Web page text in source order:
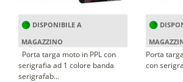
DISPONIBILE A
MAGAZZINO
Porta targa moto in PPL con
serigrafia ad 1 colore banda
serigrafab...
Porta
con